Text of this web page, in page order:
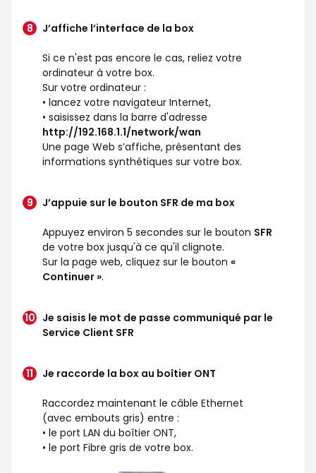
J’affiche l’interface de la box
Si ce n'est pas encore le cas, reliez votre
ordinateur à votre box.
Sur votre ordinateur :
• lancez votre navigateur Internet,
• saisissez dans la barre d'adresse
http://192.168.1.1/network/wan
Une page Web s’affiche, présentant des
informations synthétiques sur votre box.
J’appuie sur le bouton SFR de ma box
Appuyez environ 5 secondes sur le bouton SFR
de votre box jusqu'à ce qu'il clignote.
Sur la page web, cliquez sur le bouton «
Continuer ».
Je saisis le mot de passe communiqué par le
Service Client SFR
Je raccorde la box au boîtier ONT
Raccordez maintenant le câble Ethernet
(avec embouts gris) entre :
• le port LAN du boîtier ONT,
• le port Fibre gris de votre box.